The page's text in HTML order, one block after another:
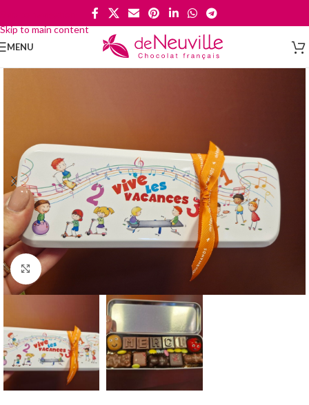
Skip to main content
MENU
Cliquez pour agrandir